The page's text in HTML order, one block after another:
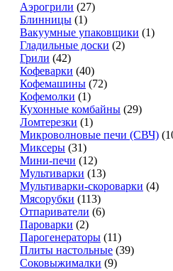
Аэрогрили (27)
Блинницы (1)
Вакуумные упаковщики (1)
Гладильные доски (2)
Грили (42)
Кофеварки (40)
Кофемашины (72)
Кофемолки (1)
Кухонные комбайны (29)
Ломтерезки (1)
Микроволновые печи (СВЧ)
Миксеры (31)
Мини-печи (12)
Мультиварки (13)
Мультиварки-скороварки (4)
Мясорубки (113)
Отпариватели (6)
Пароварки (2)
Парогенераторы (11)
Плиты настольные (39)
Соковыжималки (9)